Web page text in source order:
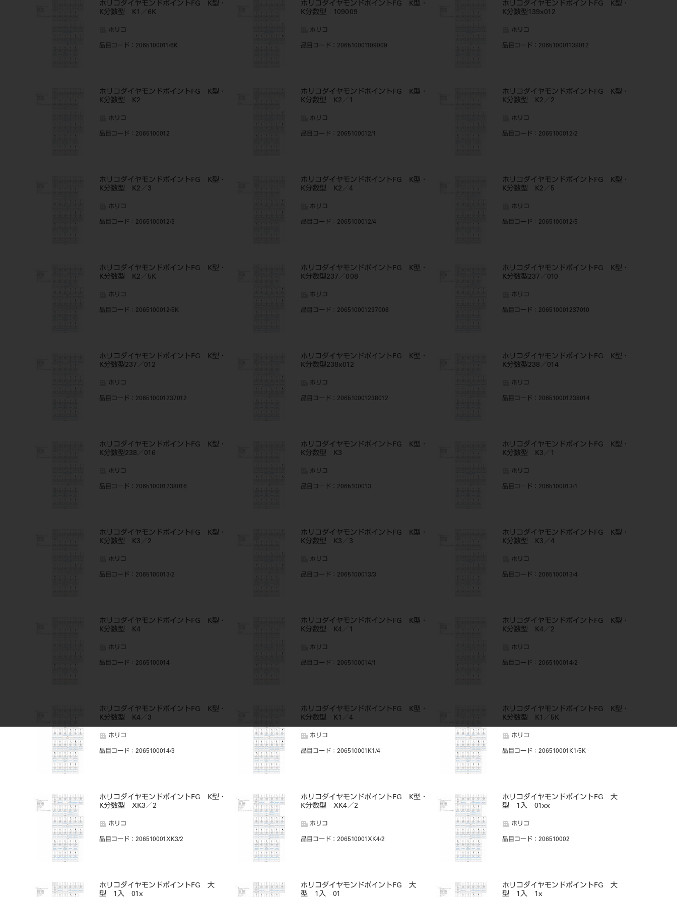
ホリコダイヤモンドポイントFG K型・
K分数型 K1／6K
ホリコ
品目コード ：2065100011/6K
ホリコダイヤモンドポイントFG K型・
K分数型 109009
ホリコ
品目コード ：206510001109009
ホリコダイヤモンドポイントFG K型・
K分数型139x012
ホリコ
品目コード ：206510001139012
ホリコダイヤモンドポイントFG K型・
K分数型 K2
ホリコ
品目コード ：2065100012
ホリコダイヤモンドポイントFG K型・
K分数型 K2／1
ホリコ
品目コード ：2065100012/1
ホリコダイヤモンドポイントFG K型・
K分数型 K2／2
ホリコ
品目コード ：2065100012/2
ホリコダイヤモンドポイントFG K型・
K分数型 K2／3
ホリコ
品目コード ：2065100012/3
ホリコダイヤモンドポイントFG K型・
K分数型 K2／4
ホリコ
品目コード ：2065100012/4
ホリコダイヤモンドポイントFG K型・
K分数型 K2／5
ホリコ
品目コード ：2065100012/5
ホリコダイヤモンドポイントFG K型・
K分数型 K2／5K
ホリコ
品目コード ：2065100012/5K
ホリコダイヤモンドポイントFG K型・
K分数型237／008
ホリコ
品目コード ：206510001237008
ホリコダイヤモンドポイントFG K型・
K分数型237／010
ホリコ
品目コード ：206510001237010
ホリコダイヤモンドポイントFG K型・
K分数型237／012
ホリコ
品目コード ：206510001237012
ホリコダイヤモンドポイントFG K型・
K分数型238x012
ホリコ
品目コード ：206510001238012
ホリコダイヤモンドポイントFG K型・
K分数型238／014
ホリコ
品目コード ：206510001238014
ホリコダイヤモンドポイントFG K型・
K分数型238／016
ホリコ
品目コード ：206510001238016
ホリコダイヤモンドポイントFG K型・
K分数型 K3
ホリコ
品目コード ：2065100013
ホリコダイヤモンドポイントFG K型・
K分数型 K3／1
ホリコ
品目コード ：2065100013/1
ホリコダイヤモンドポイントFG K型・
K分数型 K3／2
ホリコ
品目コード ：2065100013/2
ホリコダイヤモンドポイントFG K型・
K分数型 K3／3
ホリコ
品目コード ：2065100013/3
ホリコダイヤモンドポイントFG K型・
K分数型 K3／4
ホリコ
品目コード ：2065100013/4
ホリコダイヤモンドポイントFG K型・
K分数型 K4
ホリコ
品目コード ：2065100014
ホリコダイヤモンドポイントFG K型・
K分数型 K4／1
ホリコ
品目コード ：2065100014/1
ホリコダイヤモンドポイントFG K型・
K分数型 K4／2
ホリコ
品目コード ：2065100014/2
ホリコダイヤモンドポイントFG K型・
K分数型 K4／3
ホリコ
品目コード ：2065100014/3
ホリコダイヤモンドポイントFG K型・
K分数型 K1／4
ホリコ
品目コード ：206510001K1/4
ホリコダイヤモンドポイントFG K型・
K分数型 K1／5K
ホリコ
品目コード ：206510001K1/5K
ホリコダイヤモンドポイントFG K型・
K分数型 XK3／2
ホリコ
品目コード ：206510001XK3/2
ホリコダイヤモンドポイントFG K型・
K分数型 XK4／2
ホリコ
品目コード ：206510001XK4/2
ホリコダイヤモンドポイントFG 大
型 1入 01xx
ホリコ
品目コード ：206510002
ホリコダイヤモンドポイントFG 大
型 1入 01x
ホリコダイヤモンドポイントFG 大
型 1入 01
ホリコダイヤモンドポイントFG 大
型 1入 1x